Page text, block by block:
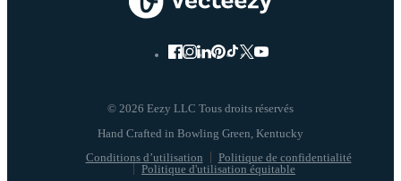
© 2026 Eezy LLC Tous droits réservés
Conditions d’utilisation
Politique de confidentialité
Politique d'utilisation équitable